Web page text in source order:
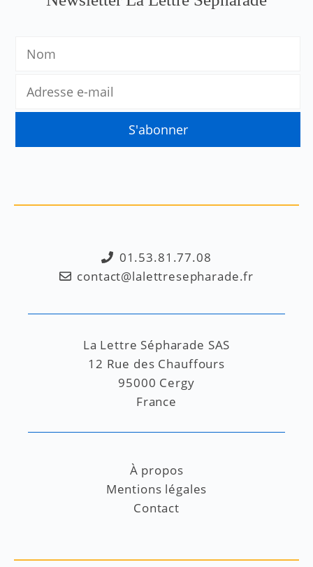
01.53.81.77.08
contact@lalettresepharade.fr
La Lettre Sépharade SAS
12 Rue des Chauffours
95000 Cergy
France
À propos
Mentions légales
Contact